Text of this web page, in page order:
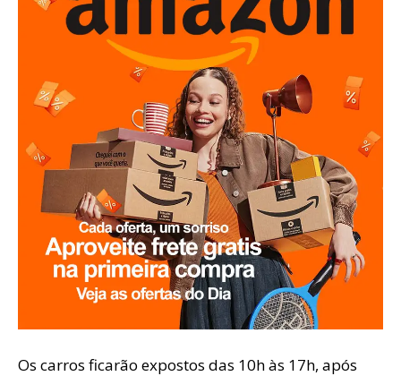
Os carros ficarão expostos das 10h às 17h, após